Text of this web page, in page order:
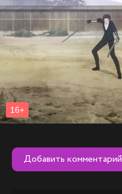
Добавить комментарий